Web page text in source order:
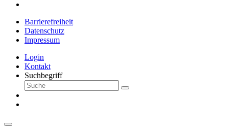
Barrierefreiheit
Datenschutz
Impressum
Login
Kontakt
Suchbegriff